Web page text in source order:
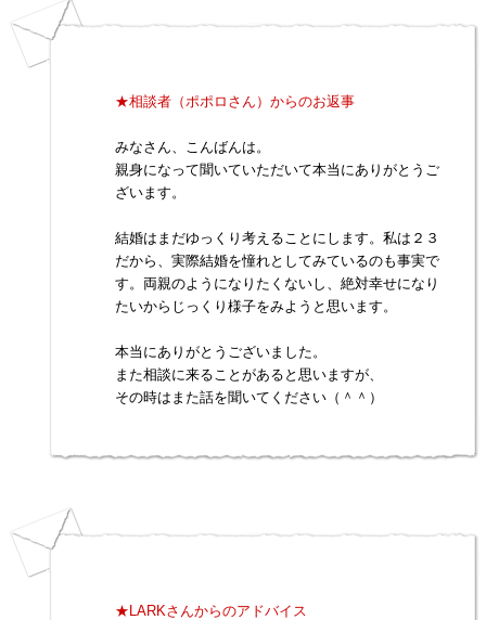
★相談者（ポポロさん）からのお返事
みなさん、こんばんは。
親身になって聞いていただいて本当にありがとうご
ざいます。
結婚はまだゆっくり考えることにします。私は２３
だから、実際結婚を憧れとしてみているのも事実で
す。両親のようになりたくないし、絶対幸せになり
たいからじっくり様子をみようと思います。
本当にありがとうございました。
また相談に来ることがあると思いますが、
その時はまた話を聞いてください（＾＾）
★LARKさんからのアドバイス